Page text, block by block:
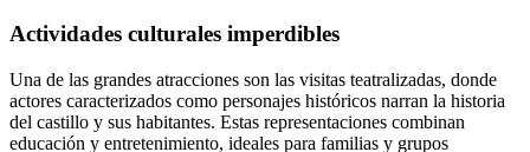
Actividades culturales imperdibles
Una de las grandes atracciones son las visitas teatralizadas, donde
actores caracterizados como personajes históricos narran la historia
del castillo y sus habitantes. Estas representaciones combinan
educación y entretenimiento, ideales para familias y grupos